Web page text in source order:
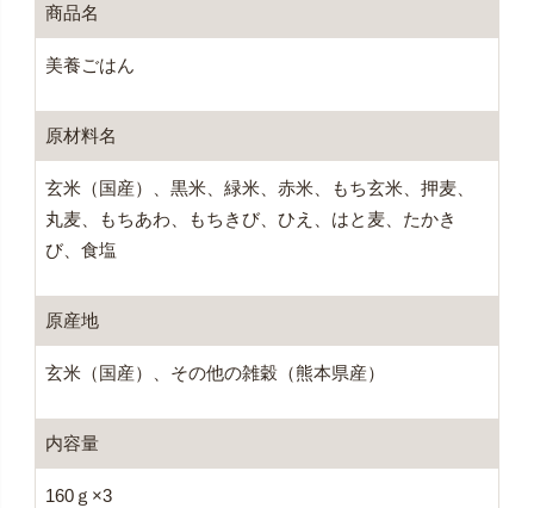
商品名
美養ごはん
原材料名
玄米（国産）、黒米、緑米、赤米、もち玄米、押麦、
丸麦、もちあわ、もちきび、ひえ、はと麦、たかき
び、食塩
原産地
玄米（国産）、その他の雑穀（熊本県産）
内容量
160ｇ×3